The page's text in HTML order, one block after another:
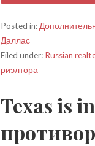
Posted in:
Даллас
Filed under: Russian
риэлтора
Texas is